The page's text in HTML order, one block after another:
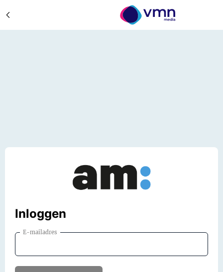
Inloggen
E-mailadres